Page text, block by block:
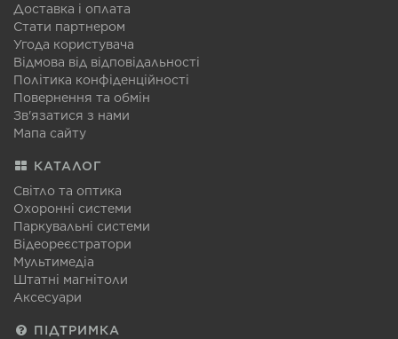
Доставка і оплата
Стати партнером
Угода користувача
Відмова від відповідальності
Політика конфіденційності
Повернення та обмін
Зв'язатися з нами
Мапа сайту
КАТАЛОГ
Світло та оптика
Охоронні системи
Паркувальні системи
Відеореєстратори
Мультимедіа
Штатні магнітоли
Аксесуари
ПІДТРИМКА